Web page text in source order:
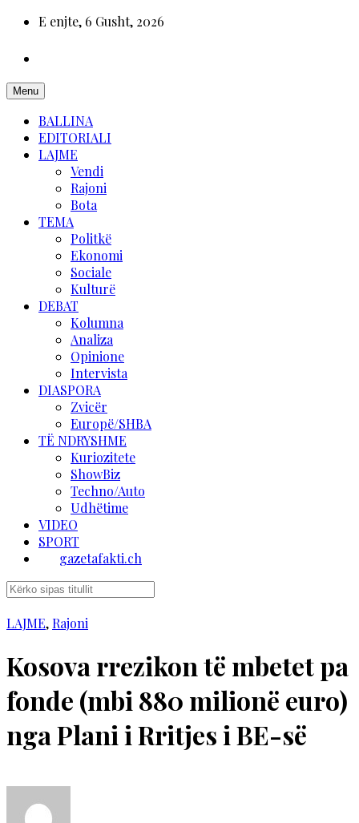
E enjte, 6 Gusht, 2026
Menu
BALLINA
EDITORIALI
LAJME
Vendi
Rajoni
Bota
TEMA
Politkë
Ekonomi
Sociale
Kulturë
DEBAT
Kolumna
Analiza
Opinione
Intervista
DIASPORA
Zvicër
Europë/SHBA
TË NDRYSHME
Kuriozitete
ShowBiz
Techno/Auto
Udhëtime
VIDEO
SPORT
gazetafakti.ch
LAJME, Rajoni
Kosova rrezikon të mbetet pa
fonde (mbi 880 milionë euro)
nga Plani i Rritjes i BE-së